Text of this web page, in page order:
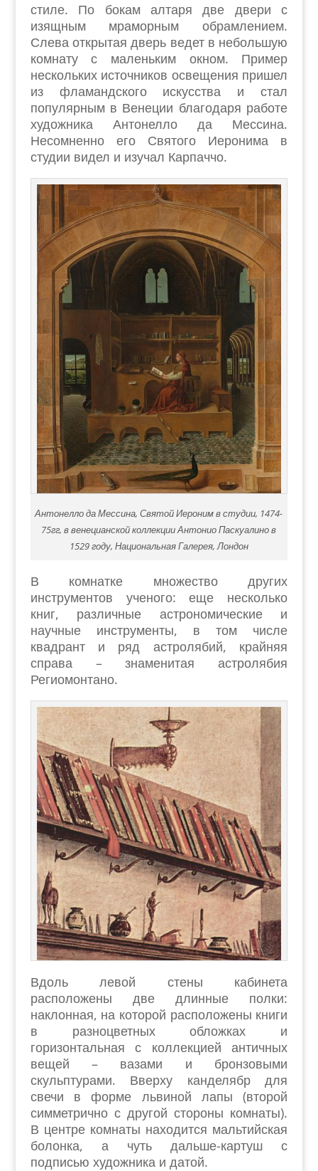
стиле. По бокам алтаря две двери с
изящным мраморным обрамлением.
Слева открытая дверь ведет в небольшую
комнату с маленьким окном. Пример
нескольких источников освещения пришел
из фламандского искусства и стал
популярным в Венеции благодаря работе
художника Антонелло да Мессина.
Несомненно его Святого Иеронима в
студии видел и изучал Карпаччо.
Антонелло да Мессина, Святой Иероним в студии, 1474-
75гг, в венецианской коллекции Антонио Паскуалино в
1529 году, Национальная Галерея, Лондон
В комнатке множество других
инструментов ученого: еще несколько
книг, различные астрономические и
научные инструменты, в том числе
квадрант и ряд астролябий, крайняя
справа – знаменитая астролябия
Региомонтано.
Вдоль левой стены кабинета
расположены две длинные полки:
наклонная, на которой расположены книги
в разноцветных обложках и
горизонтальная с коллекцией античных
вещей – вазами и бронзовыми
скульптурами. Вверху канделябр для
свечи в форме львиной лапы (второй
симметрично с другой стороны комнаты).
В центре комнаты находится мальтийская
болонка, а чуть дальше-картуш с
подписью художника и датой.